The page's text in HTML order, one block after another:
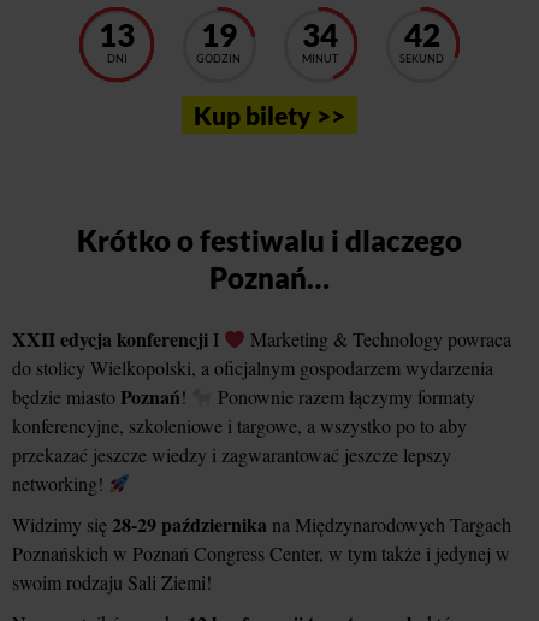
13
DNI
19
GODZIN
34
MINUT
38
SEKUND
Kup bilety >>
Krótko o festiwalu i dlaczego
Poznań…
XXII edycja konferencji I
Marketing & Technology powraca
do stolicy Wielkopolski, a oficjalnym gospodarzem wydarzenia
będzie miasto Poznań!
Ponownie razem łączymy formaty
konferencyjne, szkoleniowe i targowe, a wszystko po to aby
przekazać jeszcze wiedzy i zagwarantować jeszcze lepszy
networking!
Widzimy się28-29 października na Międzynarodowych Targach
Poznańskich w Poznań Congress Center, w tym także i jedynej w
swoim rodzaju Sali Ziemi!